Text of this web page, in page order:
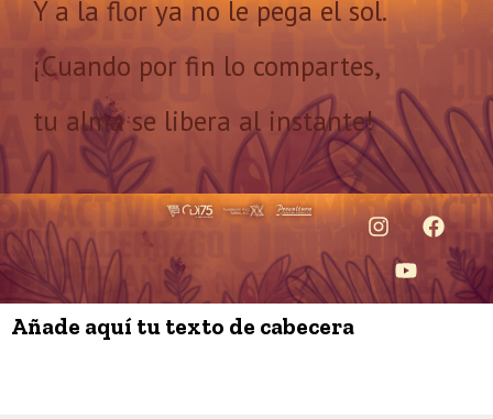
Y a la flor ya no le pega el sol.
¡Cuando por fin lo compartes,
tu alma se libera al instante!
Añade aquí tu texto de cabecera